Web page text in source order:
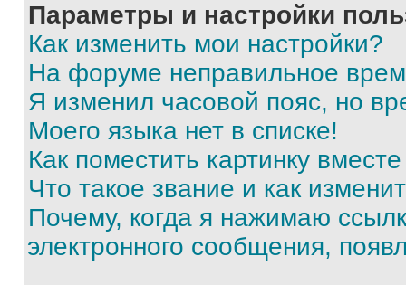
Параметры и настройки
Как изменить мои настройки?
На форуме неправильное
Я изменил часовой пояс, но
Моего языка нет в списке!
Как поместить картинку
Что такое звание и как
Почему, когда я нажимаю
электронного сообщения,